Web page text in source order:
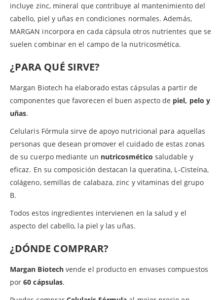
incluye zinc, mineral que contribuye al mantenimiento del
cabello, piel y uñas en condiciones normales. Además,
MARGAN incorpora en cada cápsula otros nutrientes que se
suelen combinar en el campo de la nutricosmética.
¿PARA QUÉ SIRVE?
Margan Biotech ha elaborado estas cápsulas a partir de
componentes que favorecen el buen aspecto de piel, pelo y
uñas.
Celularis Fórmula sirve de apoyo nutricional para aquellas
personas que desean promover el cuidado de estas zonas
de su cuerpo mediante un nutricosmético saludable y
eficaz. En su composición destacan la queratina, L-Cisteína,
colágeno, semillas de calabaza, zinc y vitaminas del grupo
B.
Todos estos ingredientes intervienen en la salud y el
aspecto del cabello, la piel y las uñas.
¿DÓNDE COMPRAR?
Margan Biotechvende el producto en envases compuestos
por60 cápsulas.